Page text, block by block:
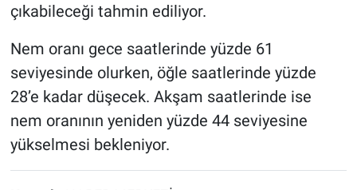
çıkabileceği tahmin ediliyor.
Nem oranı gece saatlerinde yüzde 61
seviyesinde olurken, öğle saatlerinde yüzde
28’e kadar düşecek. Akşam saatlerinde ise
nem oranının yeniden yüzde 44 seviyesine
yükselmesi bekleniyor.